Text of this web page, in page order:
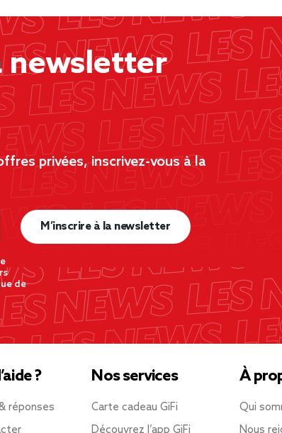
newsletter
privées, inscrivez-vous à la
de
M’inscrire à la newsletter
?
réponses
Nos services
Carte cadeau GiFi
Découvrez l’app GiFi
À
Qui
Nous